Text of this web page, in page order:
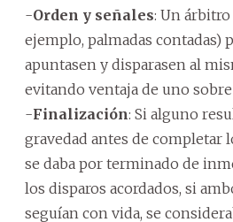
-Orden y señales: Un árbitro
ejemplo, palmadas contadas)
apuntasen y disparasen al
evitando ventaja de uno
-Finalización: Si alguno
gravedad antes de completar
se daba por terminado de
los disparos acordados, si
seguían con vida, se